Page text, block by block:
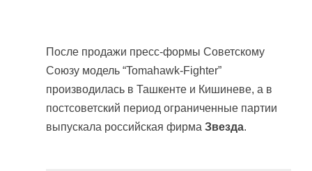
После продажи пресс-формы Советскому
Союзу модель “Tomahawk-Fighter”
производилась в Ташкенте и Кишиневе, а в
постсоветский период ограниченные партии
выпускала российская фирма Звезда.